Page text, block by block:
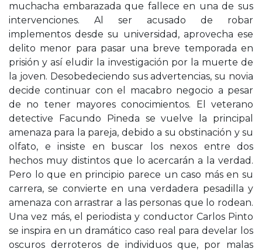
muchacha embarazada que fallece en una de sus
intervenciones. Al ser acusado de robar
implementos desde su universidad, aprovecha ese
delito menor para pasar una breve temporada en
prisión y así eludir la investigación por la muerte de
la joven. Desobedeciendo sus advertencias, su novia
decide continuar con el macabro negocio a pesar
de no tener mayores conocimientos. El veterano
detective Facundo Pineda se vuelve la principal
amenaza para la pareja, debido a su obstinación y su
olfato, e insiste en buscar los nexos entre dos
hechos muy distintos que lo acercarán a la verdad.
Pero lo que en principio parece un caso más en su
carrera, se convierte en una verdadera pesadilla y
amenaza con arrastrar a las personas que lo rodean.
Una vez más, el periodista y conductor Carlos Pinto
se inspira en un dramático caso real para develar los
oscuros derroteros de individuos que, por malas